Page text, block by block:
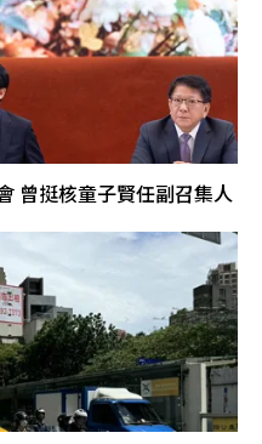
曾挺核童子賢任副召集人